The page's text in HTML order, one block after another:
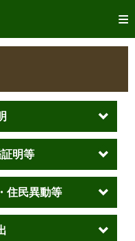
明等
住民異動等